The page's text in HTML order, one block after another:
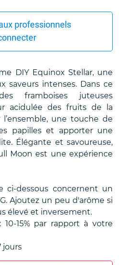
professionnels
DIY Equinox Stellar, une
saveurs intenses. Dans ce
framboises juteuses
acidulée des fruits de la
une touche de
papilles et apporter une
Élégante et savoureuse,
Moon est une expérience
ci-dessous concernent un
Ajoutez un peu d'arôme si
élevé et inversement.
10-15% par rapport à votre
jours